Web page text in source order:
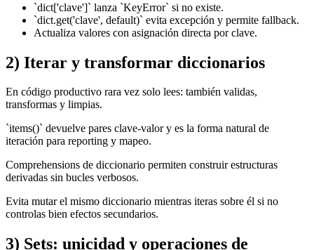
`dict['clave']` lanza `KeyError` si no existe.
`dict.get('clave', default)` evita excepción y permite fallback.
Actualiza valores con asignación directa por clave.
2) Iterar y transformar diccionarios
En código productivo rara vez solo lees: también validas,
transformas y limpias.
`items()` devuelve pares clave-valor y es la forma natural de
iteración para reporting y mapeo.
Comprehensions de diccionario permiten construir estructuras
derivadas sin bucles verbosos.
Evita mutar el mismo diccionario mientras iteras sobre él si no
controlas bien efectos secundarios.
3) Sets: unicidad y operaciones de